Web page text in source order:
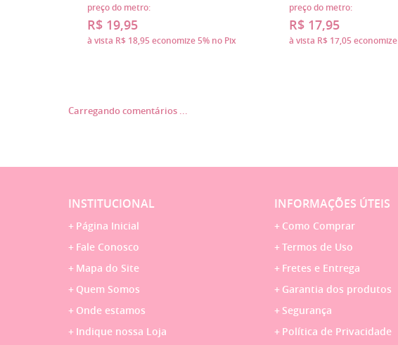
preço do metro:
R$ 19,95
à vista R$ 18,95economize5% no Pix
preço do metro:
R$ 17,95
à vista R$ 17,05economize
Carregando comentários ...
INSTITUCIONAL
Página Inicial
Fale Conosco
Mapa do Site
Quem Somos
Onde estamos
Indique nossa Loja
INFORMAÇÕES ÚTEIS
Como Comprar
Termos de Uso
Fretes e Entrega
Garantia dos produtos
Segurança
Política de Privacidade